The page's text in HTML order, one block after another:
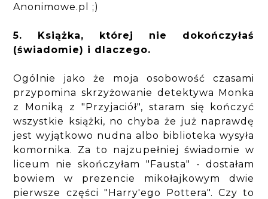
Anonimowe.pl ;)
5. Książka, której nie dokończyłaś
(świadomie) i dlaczego.
Ogólnie jako że moja osobowość czasami
przypomina skrzyżowanie detektywa Monka
z Moniką z "Przyjaciół", staram się kończyć
wszystkie książki, no chyba że już naprawdę
jest wyjątkowo nudna albo biblioteka wysyła
komornika. Za to najzupełniej świadomie w
liceum nie skończyłam "Fausta" - dostałam
bowiem w prezencie mikołajkowym dwie
pierwsze części "Harry'ego Pottera". Czy to